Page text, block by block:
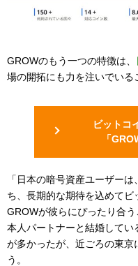
GROWのもう一つの特徴は、
場の開拓にも力を注いでいる
ビットコ
「
「日本の暗号資産ユーザー
ち、長期的な期待を込めてビ
GROWが彼らにぴったり合
本人パートナーと結婚して
が多かったが、近ごろの東
う。